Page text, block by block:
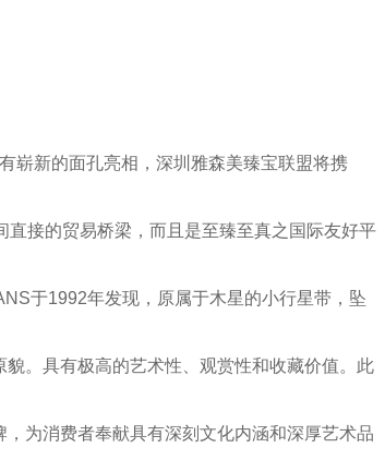
崭新的面孔亮相，深圳雅森美臻宝联盟将携
接的贸易桥梁，而且是至臻至真之国际友好平
于1992年发现，原属于木星的小行星带，坠
。具有极高的艺术性、观赏性和收藏价值。此
为消费者奉献具有深刻文化内涵和深厚艺术品